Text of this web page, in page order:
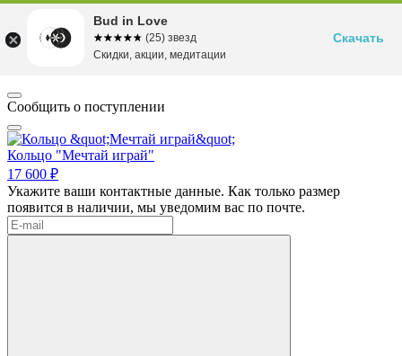
Сообщить о поступлении
Кольцо "Мечтай играй"
17 600 ₽
Укажите ваши контактные данные. Как только размер
появится в наличии, мы уведомим вас по почте.
Bud in Love
☆☆☆☆☆
★★★★★ (25) звезд
Скидки, акции, медитации
Скачать